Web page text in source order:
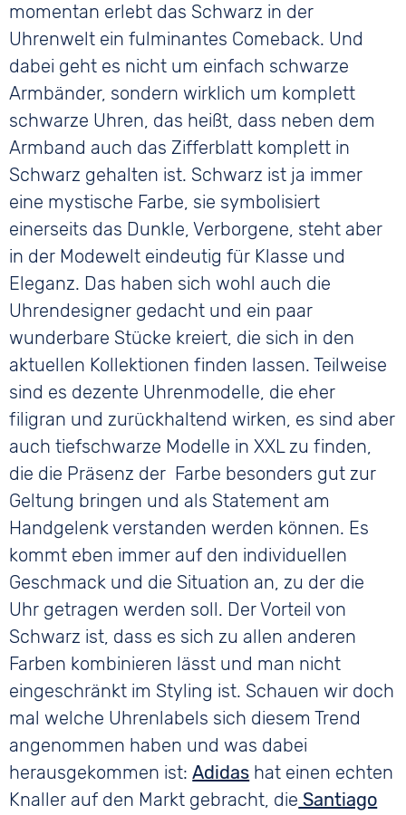
momentan erlebt das Schwarz in der
Uhrenwelt ein fulminantes Comeback. Und
dabei geht es nicht um einfach schwarze
Armbänder, sondern wirklich um komplett
schwarze Uhren, das heißt, dass neben dem
Armband auch das Zifferblatt komplett in
Schwarz gehalten ist. Schwarz ist ja immer
eine mystische Farbe, sie symbolisiert
einerseits das Dunkle, Verborgene, steht aber
in der Modewelt eindeutig für Klasse und
Eleganz. Das haben sich wohl auch die
Uhrendesigner gedacht und ein paar
wunderbare Stücke kreiert, die sich in den
aktuellen Kollektionen finden lassen. Teilweise
sind es dezente Uhrenmodelle, die eher
filigran und zurückhaltend wirken, es sind aber
auch tiefschwarze Modelle in XXL zu finden,
die die Präsenz der Farbe besonders gut zur
Geltung bringen und als Statement am
Handgelenk verstanden werden können. Es
kommt eben immer auf den individuellen
Geschmack und die Situation an, zu der die
Uhr getragen werden soll. Der Vorteil von
Schwarz ist, dass es sich zu allen anderen
Farben kombinieren lässt und man nicht
eingeschränkt im Styling ist. Schauen wir doch
mal welche Uhrenlabels sich diesem Trend
angenommen haben und was dabei
herausgekommen ist:Adidas hat einen echten
Knaller auf den Markt gebracht, die Santiago